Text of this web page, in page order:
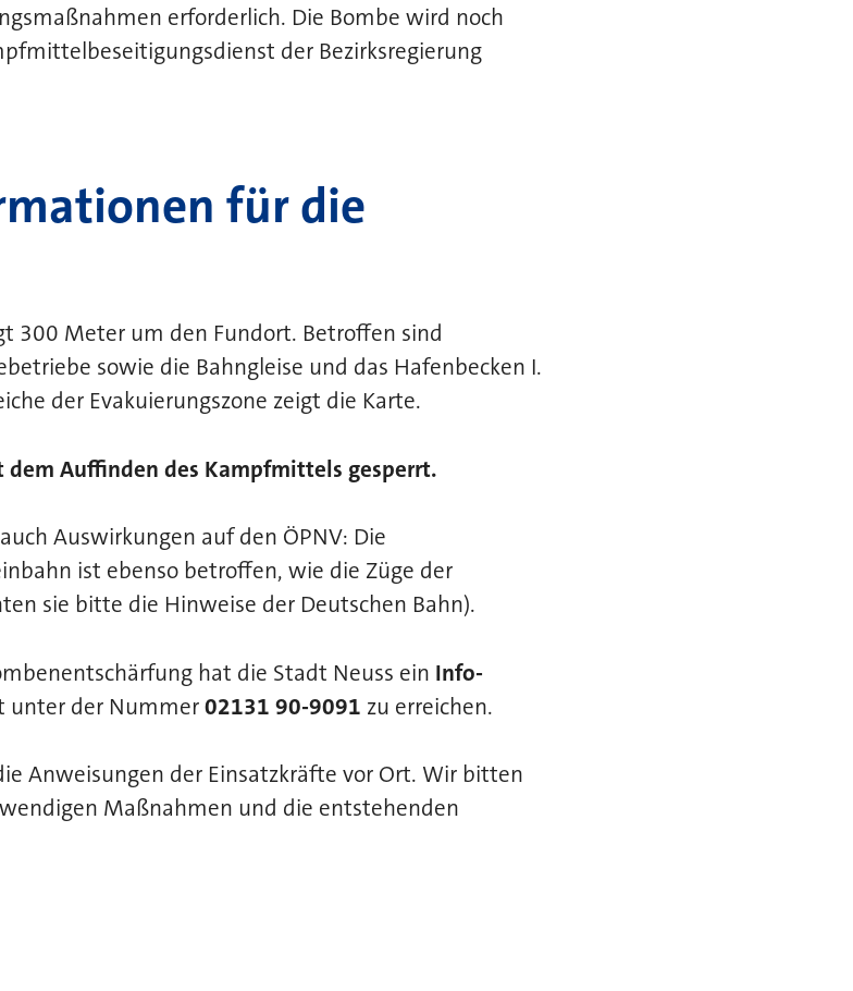
erforderlich. Die Bombe wird noch
der Bezirksregierung
für die
300 Meter um den Fundort. Betroffen sind
sowie die Bahngleise und das Hafenbecken I.
der Evakuierungszone zeigt die Karte.
Auffinden des Kampfmittels gesperrt.
Auswirkungen auf den ÖPNV: Die
ist ebenso betroffen, wie die Züge der
sie bitte die Hinweise der Deutschen Bahn).
hat die Stadt Neuss ein Info-
unter der Nummer02131 90-9091 zu erreichen.
Anweisungen der Einsatzkräfte vor Ort. Wir bitten
Maßnahmen und die entstehenden